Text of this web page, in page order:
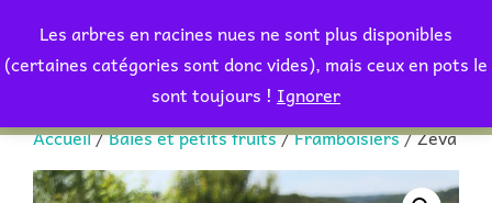
Les arbres en racines nues ne sont plus disponibles
(certaines catégories sont donc vides), mais ceux en pots le
sont toujours ! Ignorer
contenu
Rechercher :
Accueil/Baies et petits fruits/Framboisiers/ Zeva